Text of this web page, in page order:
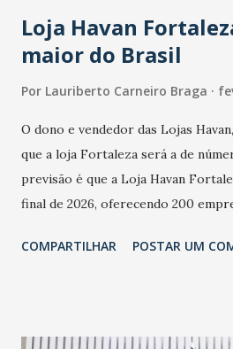
Loja Havan
maior do Brasil
Por Lauriberto Carneiro Braga
O dono e vendedor das Lojas
que a loja Fortaleza será a de
previsão é que a Loja Havan
final de 2026, oferecendo 200
Havan Fortaleza ainda não foi
COMPARTILHAR POSTAR UM